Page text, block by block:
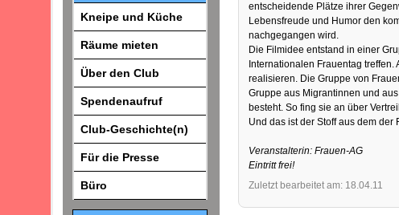
Kneipe und Küche
Räume mieten
Über den Club
Spendenaufruf
Club-Geschichte(n)
Für die Presse
Büro
entscheidende Plätze ihrer
Lebensfreude und Humor den
nachgegangen wird.
Die Filmidee entstand in einer
Internationalen Frauentag
realisieren. Die Gruppe von
Gruppe aus Migrantinnen und
besteht. So fing sie an über
Und das ist der Stoff aus dem der
Veranstalterin: Frauen-AG
Eintritt frei!
Zuletzt bearbeitet am: 18.04.11